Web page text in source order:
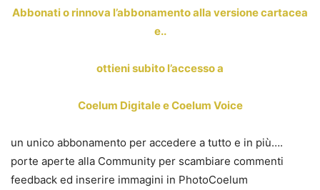
Abbonati o rinnova l’abbonamento alla versione cartacea
e..
ottieni subito l’accesso a
Coelum Digitale e Coelum Voice
un unico abbonamento per accedere a tutto e in più….
porte aperte alla Community per scambiare commenti
feedback ed inserire immagini in PhotoCoelum